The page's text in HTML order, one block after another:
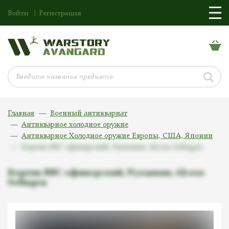
Войти Регистрация
Главная
Военный антиквариат
Антикварное холодное оружие
Антикварное Холодное оружие Европы, США, Японии
Кортик ВВС офицерский, Румынии, Alcoso
Solingen